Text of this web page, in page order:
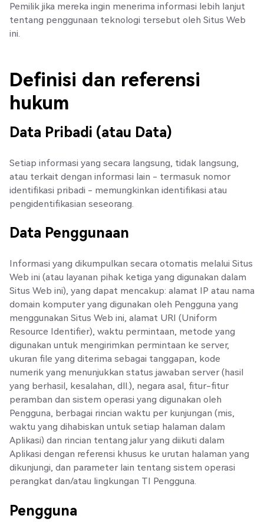
Pemilik jika mereka ingin menerima informasi lebih lanjut
tentang penggunaan teknologi tersebut oleh Situs Web
ini.
Definisi dan referensi
hukum
Data Pribadi (atau Data)
Setiap informasi yang secara langsung, tidak langsung,
atau terkait dengan informasi lain - termasuk nomor
identifikasi pribadi - memungkinkan identifikasi atau
pengidentifikasian seseorang.
Data Penggunaan
Informasi yang dikumpulkan secara otomatis melalui Situs
Web ini (atau layanan pihak ketiga yang digunakan dalam
Situs Web ini), yang dapat mencakup: alamat IP atau nama
domain komputer yang digunakan oleh Pengguna yang
menggunakan Situs Web ini, alamat URI (Uniform
Resource Identifier), waktu permintaan, metode yang
digunakan untuk mengirimkan permintaan ke server,
ukuran file yang diterima sebagai tanggapan, kode
numerik yang menunjukkan status jawaban server (hasil
yang berhasil, kesalahan, dll.), negara asal, fitur-fitur
peramban dan sistem operasi yang digunakan oleh
Pengguna, berbagai rincian waktu per kunjungan (mis,
waktu yang dihabiskan untuk setiap halaman dalam
Aplikasi) dan rincian tentang jalur yang diikuti dalam
Aplikasi dengan referensi khusus ke urutan halaman yang
dikunjungi, dan parameter lain tentang sistem operasi
perangkat dan/atau lingkungan TI Pengguna.
Pengguna